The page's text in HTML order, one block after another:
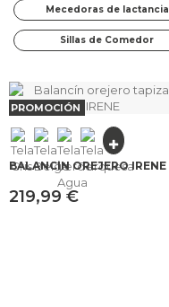
Mecedoras de lactancia
Sillas de Comedor
PROMOCIÓN
BALANCÍN OREJERO IRENE
219,99 €